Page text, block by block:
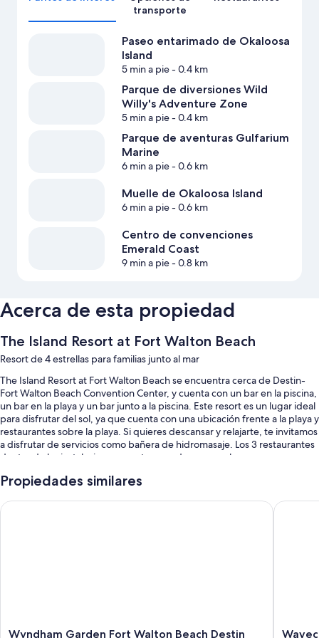
transporte
Paseo entarimado de Okaloosa
Island
5 min a pie- 0.4 km
Parque de diversiones Wild
Willy's Adventure Zone
5 min a pie- 0.4 km
Parque de aventuras Gulfarium
Marine
6 min a pie- 0.6 km
Muelle de Okaloosa Island
6 min a pie- 0.6 km
Centro de convenciones
Emerald Coast
9 min a pie- 0.8 km
Acerca de esta propiedad
The Island Resort at Fort Walton Beach
Resort de 4 estrellas para familias junto al mar
The Island Resort at Fort Walton Beach se encuentra cerca de Destin-
Fort Walton Beach Convention Center, y cuenta con un bar en la piscina,
un bar en la playa y un bar junto a la piscina. Este resort es un lugar ideal
para disfrutar del sol, ya que cuenta con una ubicación frente a la playa y
restaurantes sobre la playa. Si quieres descansar y relajarte, te invitamos
a disfrutar de servicios como bañera de hidromasaje. Los 3 restaurantes
dentro de las instalaciones cuentan con desayuno, almuerzo, cena y
habitación. Además, la propiedad cuenta con una cafetería y un servicio
periódicos gratis
Propiedades similares
Wyndham
Wyndham Garden Fort Walton Beach Destin
Wyndham Garden Fort Walton Beach Destin